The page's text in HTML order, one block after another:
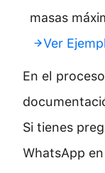
masas
Ver
En el
Si tienes
WhatsApp